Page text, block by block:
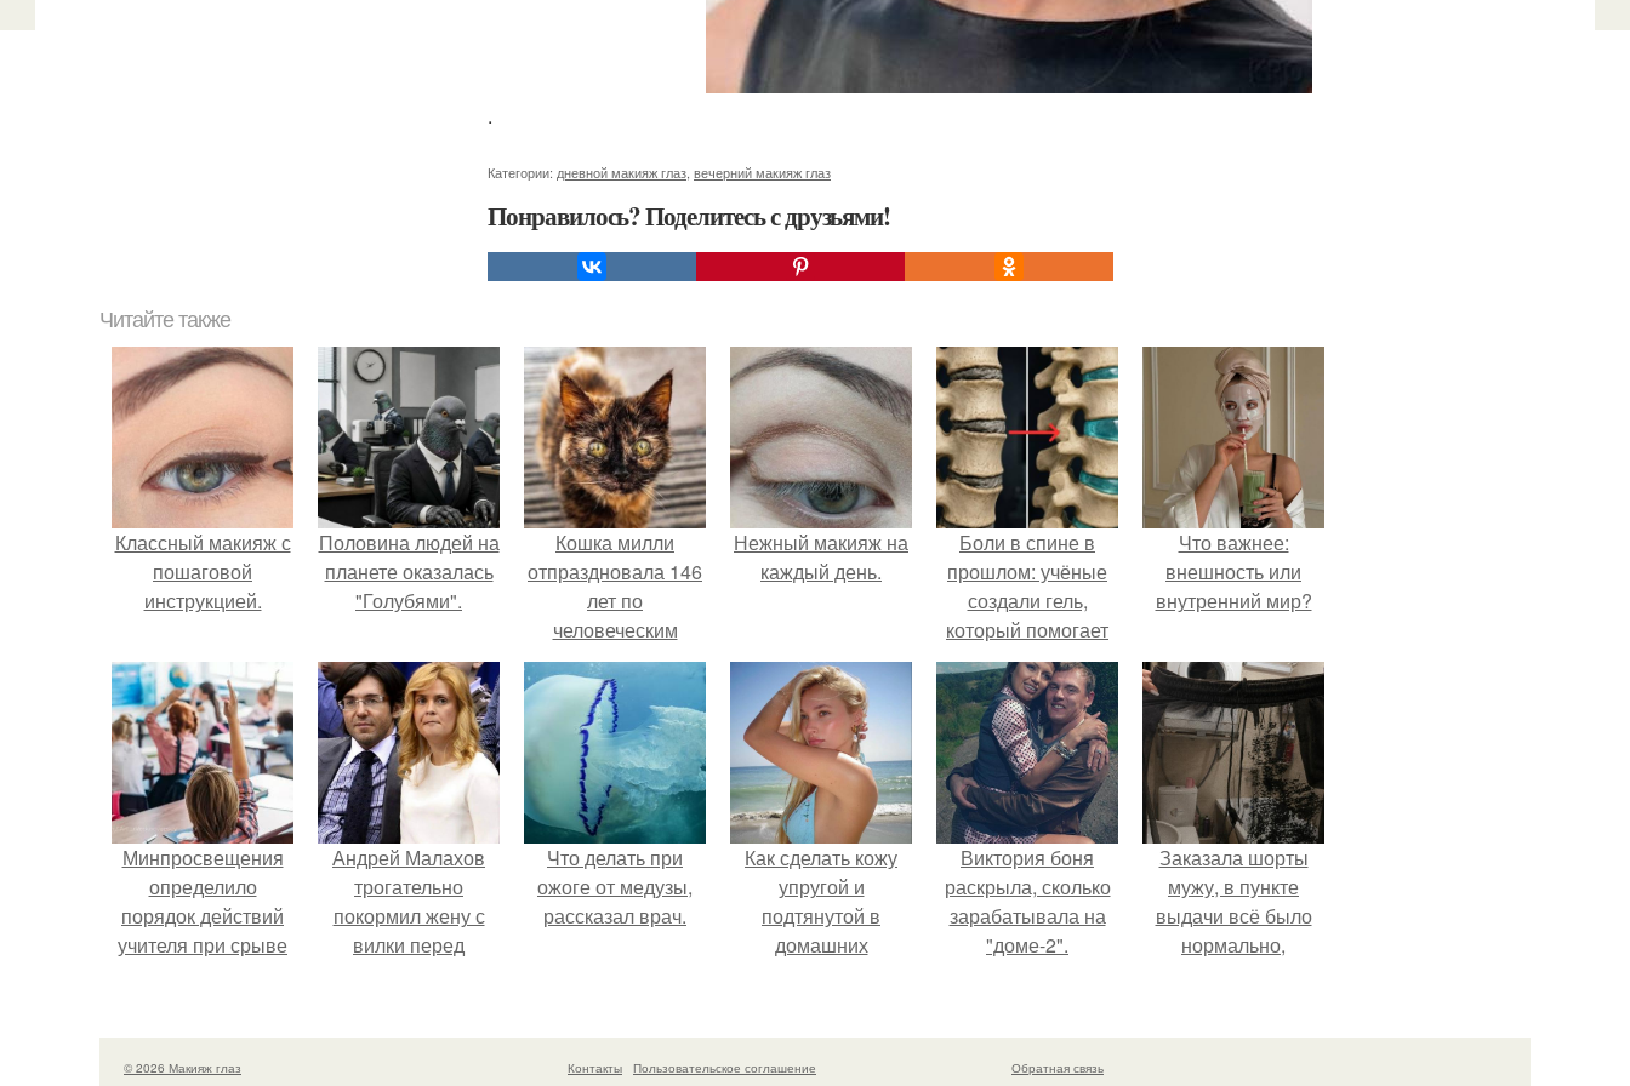
.
Категории: дневной макияж глаз вечерний макияж глаз
Понравилось? Поделитесь с друзьями!
Читайте также
Классный макияж с
пошаговой
инструкцией.
Половина людей на
планете оказалась
"Голубями".
Кошка милли
отпраздновала 146
лет по
человеческим
Меркам и
претендует на
звание самой
старой в мире.
Нежный макияж на
каждый день.
Боли в спине в
прошлом: учёные
создали гель,
который помогает
восстанавливать
межпозвоночные
диски.
Что важнее:
внешность или
внутренний мир?
Минпросвещения
определило
порядок действий
учителя при срыве
Андрей Малахов
трогательно
покормил жену с
вилки перед
поклонников.
Что делать при
ожоге от медузы,
рассказал врач.
Как сделать кожу
упругой и
подтянутой в
домашних
Виктория боня
раскрыла, сколько
зарабатывала на
"доме-2".
Заказала шорты
мужу, в пункте
выдачи всё было
нормально,
предвещало беды.
© 2026 Макияж глаз Контакты Пользовательское соглашение Обратная связь